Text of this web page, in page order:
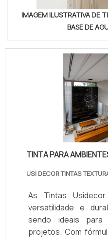
IMAGEM ILUSTRATIVA DE
BASE DE
TINTA PARA
USI DECOR TINTAS
As Tintas Usidecor
versatilidade e
sendo ideais
projetos. Com